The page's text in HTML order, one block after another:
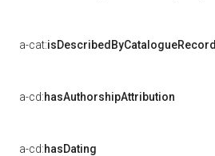
a-cat:isDescribedByCatalogueRecord
a-cd:hasAuthorshipAttribution
a-cd:hasDating